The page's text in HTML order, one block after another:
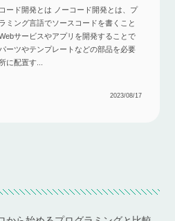
ード開発とは ノーコード開発とは、プ
ミング言語でソースコードを書くこと
サービスやアプリを開発することで
ーツやテンプレートなどの部品を必要
に配置す...
2023/08/17